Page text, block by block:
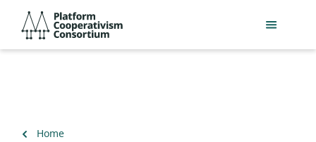
main
Consortium
Back
Home